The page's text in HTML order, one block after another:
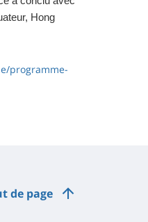
Hong
programme-
de page